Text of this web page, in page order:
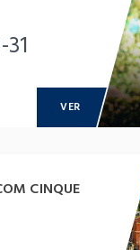
VER
CINQUE